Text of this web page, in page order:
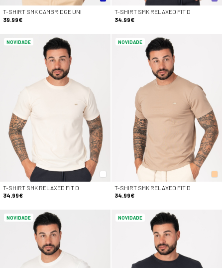
T-SHIRT SMK CAMBRIDGE UNI
39.99€
T-SHIRT SMK RELAXED FIT D
34.99€
NOVIDADE
T-SHIRT SMK RELAXED FIT D
34.99€
NOVIDADE
T-SHIRT SMK RELAXED FIT D
34.99€
NOVIDADE NOVIDADE